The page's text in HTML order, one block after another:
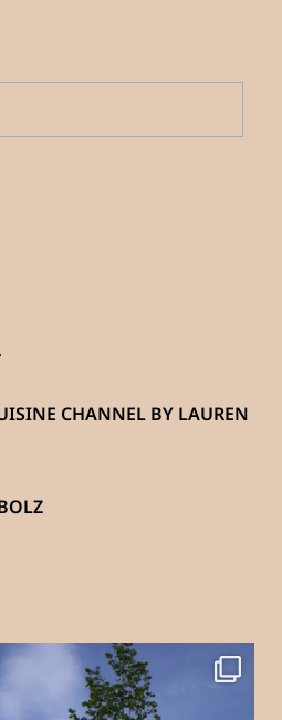
CHANNEL BY LAUREN